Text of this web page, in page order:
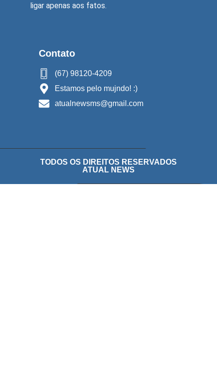
ligar apenas aos fatos.
Contato
(67) 98120-4209
Estamos pelo mujndo! :)
atualnewsms@gmail.com
TODOS OS DIREITOS RESERVADOS
ATUAL NEWS